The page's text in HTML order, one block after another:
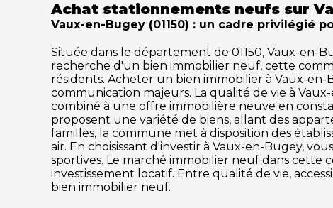
Achat stationnements neufs sur
Vaux-en-Bugey (01150) : un cadre privilégié
Située dans le département de 01150, Vaux-en-
recherche d'un bien immobilier neuf, cette
résidents. Acheter un bien immobilier à Vaux-
communication majeurs. La qualité de vie à
combiné à une offre immobilière neuve en
proposent une variété de biens, allant des
familles, la commune met à disposition des
air. En choisissant d'investir à Vaux-en-Bugey,
sportives. Le marché immobilier neuf dans
investissement locatif. Entre qualité de vie,
bien immobilier neuf.